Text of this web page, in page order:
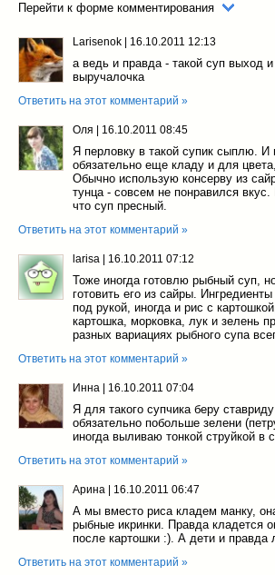
Перейти к форме комментирования
Larisenok 16.10.2011 12:13
а ведь и правда - такой суп выход
выручалочка
Ответить на этот комментарий »
Оля 16.10.2011 08:45
Я перловку в такой супик сыплю. И
обязательно еще кладу и для
Обычно использую консерву из
тунца - совсем не понравился
что суп пресный.
Ответить на этот комментарий »
larisa 16.10.2011 07:12
Тоже иногда готовлю рыбный суп,
готовить его из сайры.
под рукой, иногда и рис с
картошка, морковка, лук и зелень
разных вариациях рыбного супа
Ответить на этот комментарий »
Инна 16.10.2011 07:04
Я для такого супчика беру
обязательно побольше зелени
иногда выливаю тонкой струйкой в
Ответить на этот комментарий »
Арина 16.10.2011 06:47
А мы вместо риса кладем манку,
рыбные икринки. Правда кладется
после картошки :). А дети и правда
Ответить на этот комментарий »